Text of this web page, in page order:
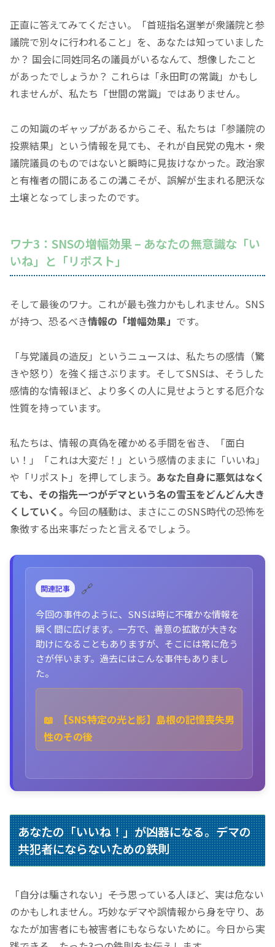
正直に答えてみてください。
「首班指名選挙が衆議院と参
議院で別々に行われること」 を、あなたは知っていました
か？ 国会に同姓同名の議員がいるなんて、想像したこと
があったでしょうか？ これらは 「永田町の常識」 かもし
れませんが、私たち 「世間の常識」 ではありません。
この知識のギャップがあるからこそ、私たちは 「参議院の
投票結果」 という情報を見ても、それが自民党の鬼木・衆
議院議員のものではないと瞬時に見抜けなかった。政治家
と有権者の間にあるこの溝こそが、誤解が生まれる肥沃な
土壌となってしまったのです。
ワナ3：SNSの増幅効果 – あなたの無意識な 「い
いね」 と 「リポスト」
そして最後のワナ。これが最も強力かもしれません。SNS
が持つ、恐るべき情報の 「増幅効果」 です。
「与党議員の造反」 というニュースは、私たちの感情（驚
きや怒り）を強く揺さぶります。そしてSNSは、そうした
感情的な情報ほど、より多くの人に見せようとする厄介な
性質を持っています。
私たちは、情報の真偽を確かめる手間を省き、
「面白
い！」
「これは大変だ！」 という感情のままに 「いいね」
や 「リポスト」 を押してしまう。 あなた自身に悪気はなく
ても、その指先一つがデマという名の雪玉をどんどん大き
くしていく。 今回の騒動は、まさにこのSNS時代の恐怖を
象徴する出来事だったと言えるでしょう。
関連記事 🔗
今回の事件のように、SNSは時に不確かな情報を
瞬く間に広げます。一方で、善意の拡散が大きな
助けになることもありますが、そこには常に危う
さが伴います。過去にはこんな事件もありまし
た。
📖
【SNS特定の光と影】島根の記憶喪失男
性のその後
あなたの「いいね！」が凶器になる。デマの
共犯者にならないための鉄則
「自分は騙されない」 ――そう思っている人ほど、実は危ない
のかもしれません。巧妙なデマや誤情報から身を守り、あ
なたが加害者にも被害者にもならないために。今日から実